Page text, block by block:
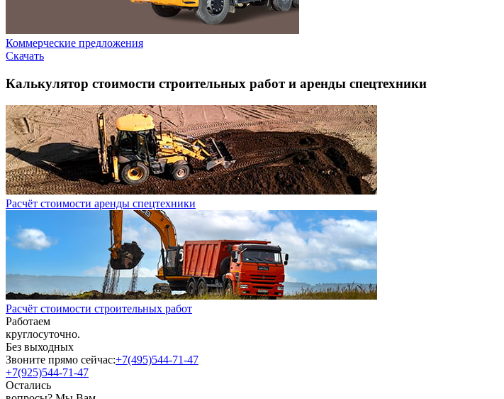
Коммерческие предложения
Скачать
Калькулятор стоимости строительных работ и аренды спецтехники
Расчёт стоимости аренды спецтехники
Расчёт стоимости строительных работ
Работаем
круглосуточно.
Без выходных
Звоните прямо сейчас:+7(495)544-71-47
+7(925)544-71-47
Остались